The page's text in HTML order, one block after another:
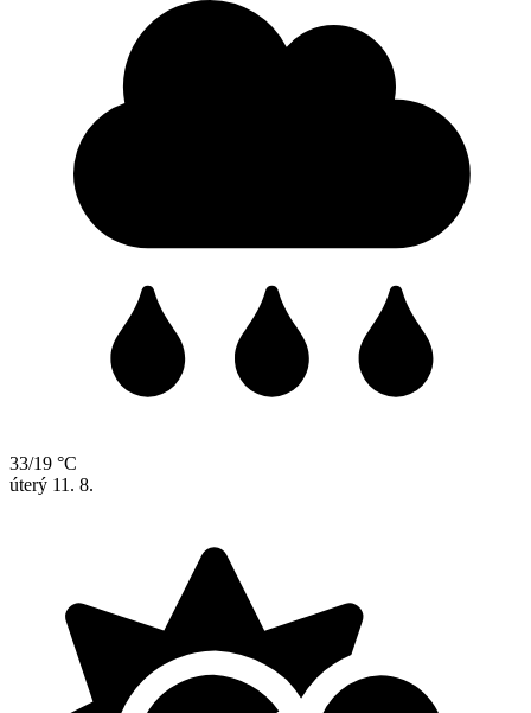
33/19 °C
úterý 11. 8.